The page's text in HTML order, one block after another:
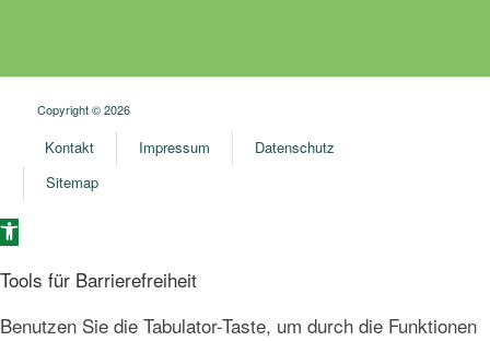
Copyright © 2026
Kontakt Impressum
Datenschutz
Sitemap
Open toolbar
Tools für Barrierefreiheit
Benutzen Sie die Tabulator-Taste, um durch die Funktionen